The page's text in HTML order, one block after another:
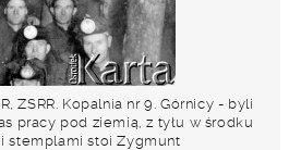
ZSRR. Kopalnia nr 9. Górnicy - byli
pracy pod ziemią, z tyłu w środku
stemplami stoi Zygmunt